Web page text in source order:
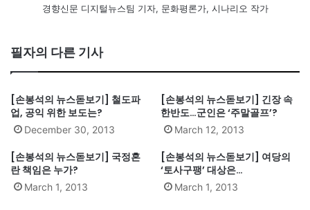
경향신문 디지털뉴스팀 기자, 문화평론가, 시나리오 작가
필자의 다른 기사
[손봉석의 뉴스돋보기] 철도파
업, 공익 위한 보도는?
December 30, 2013
[손봉석의 뉴스돋보기] 긴장 속
한반도…군인은 ‘주말골프’?
March 12, 2013
[손봉석의 뉴스돋보기] 국정혼
란 책임은 누가?
March 1, 2013
[손봉석의 뉴스돋보기] 여당의
‘토사구팽’ 대상은…
March 1, 2013